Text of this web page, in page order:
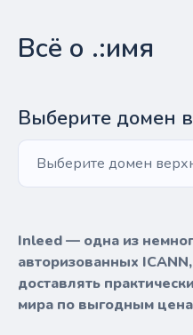
Всё о .:имя
Выберите домен
Выберите домен
Inleed — одна из
авторизованных
доставлять
мира по выгодным